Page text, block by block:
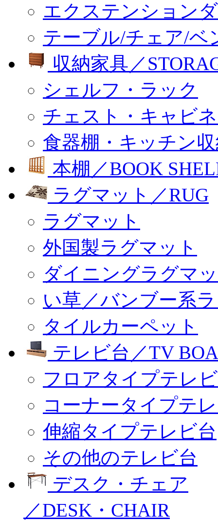
エクステンション
テーブル/チェア/ベ
収納家具／
シェルフ・ラック
チェスト・キャビ
食器棚・キッチン
本棚／BOOK
ラグマット／RUG
ラグマット
外国製ラグマット
ダイニングラグマ
い草／バンブー系
タイルカーペット
テレビ台／TV
フロアタイプテレ
コーナータイプテ
伸縮タイプテレビ台
その他のテレビ台
デスク・チェア
／DESK・CHAIR